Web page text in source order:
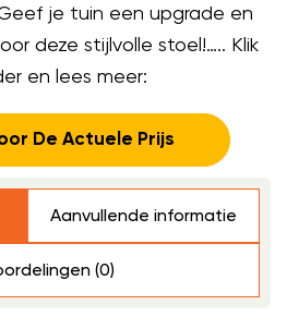
je tuin een upgrade en
deze stijlvolle stoel!….. Klik
en lees meer:
De Actuele Prijs
Aanvullende informatie
(0)